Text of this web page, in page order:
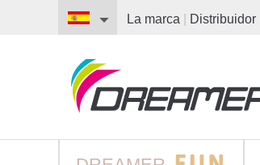
La marca Distribuidor